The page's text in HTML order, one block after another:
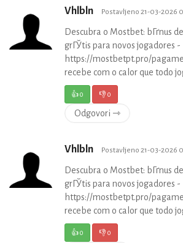
Vhlbln Postavljeno 21-03-2026
Descubra o Mostbet: bГґnus
grГЎtis para novos jogadores -
https://mostbetpt.pro/
recebe com o calor que todo
👍0 👎0
Odgovori ⇾
Vhlbln Postavljeno 21-03-2026
Descubra o Mostbet: bГґnus
grГЎtis para novos jogadores -
https://mostbetpt.pro/
recebe com o calor que todo
👍0 👎0